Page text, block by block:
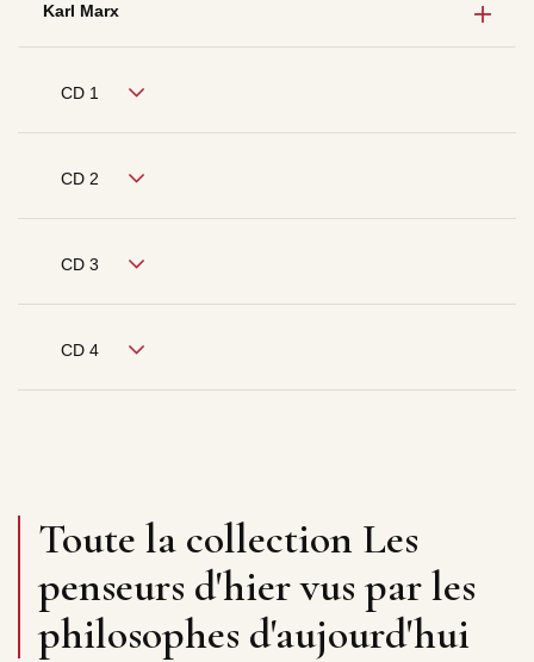
Karl Marx
CD 1
CD 2
CD 3
CD 4
Toute la collection Les
penseurs d'hier vus par les
philosophes d'aujourd'hui